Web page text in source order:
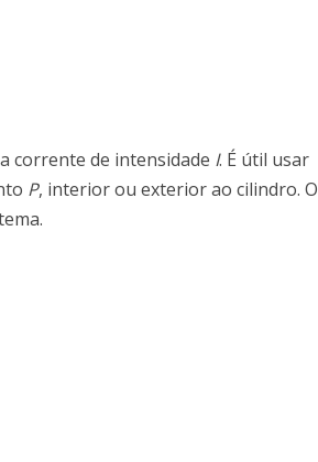
corrente de intensidade I. É útil usar
P, interior ou exterior ao cilindro. O